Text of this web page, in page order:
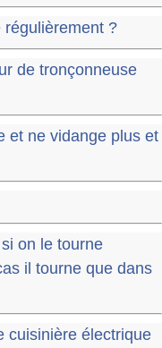
régulièrement ?
de tronçonneuse
et ne vidange plus et
on le tourne
il tourne que dans
cuisinière électrique